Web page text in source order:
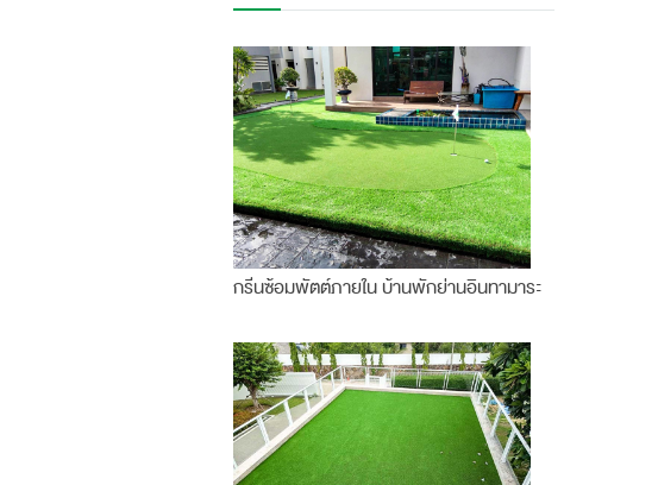
กรีนซ้อมพัตต์ภายใน บ้านพักย่านอินทามาระ